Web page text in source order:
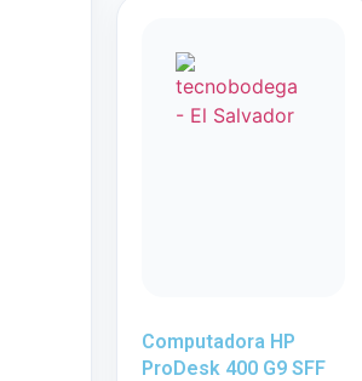
Computadora HP
ProDesk 400 G9 SFF